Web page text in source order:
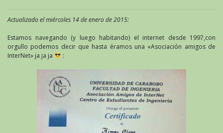
Actualizado el miércoles 14 de enero de 2015:
Estamos navegando (y luego habitando) el internet desde 1997,con
orgullo podemos decir que hasta éramos una «Asociación amigos de
InterNet» ja ja ja
: